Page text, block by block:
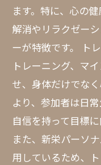
ます。特に、心の
解消やリラクゼー
ーが特徴です。 ト
トレーニング、マ
せ、身体だけでな
より、参加者は日
自信を持って目標
また、新栄パーソ
用しているため、